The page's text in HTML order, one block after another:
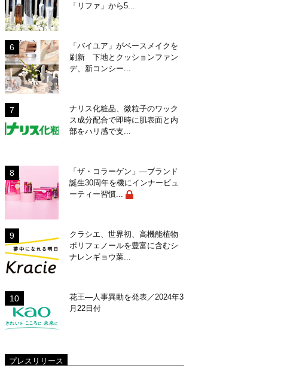
「リファ」から5...
「バイユア」がベースメイクを
刷新 下地とクッションファン
デ、新コンシー...
ナリス化粧品、微粒子のワック
ス成分配合で即時に肌表面と内
部をハリ感で支...
「ザ・コラーゲン」―ブランド
誕生30周年を機にインナービュ
ーティー習慣...
クラシエ、世界初、高機能植物
ポリフェノールを豊富に含むシ
ナレンギョウ葉...
花王―人事異動を発表／2024年3
月22日付
プレスリリース